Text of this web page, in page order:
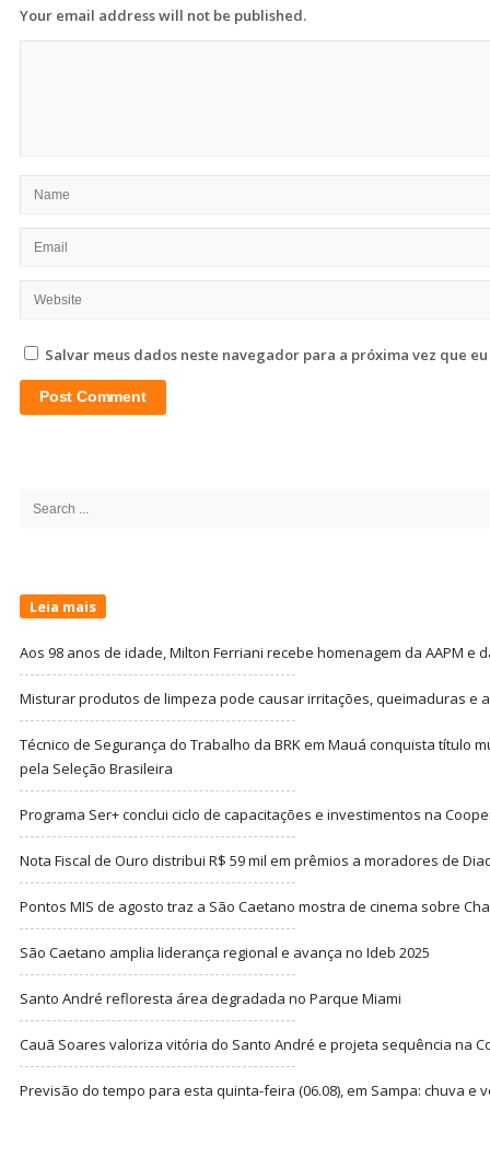
Your email address will not be published.
Salvar meus dados neste navegador para a próxima vez que
Search
Leia mais
Aos 98 anos de idade, Milton Ferriani recebe homenagem da AAPM e
Misturar produtos de limpeza pode causar irritações, queimaduras e
Técnico de Segurança do Trabalho da BRK em Mauá conquista título
pela Seleção Brasileira
Programa Ser+ conclui ciclo de capacitações e investimentos na
Nota Fiscal de Ouro distribui R$ 59 mil em prêmios a moradores de
Pontos MIS de agosto traz a São Caetano mostra de cinema sobre
São Caetano amplia liderança regional e avança no Ideb 2025
Santo André refloresta área degradada no Parque Miami
Cauã Soares valoriza vitória do Santo André e projeta sequência na
Previsão do tempo para esta quinta-feira (06.08), em Sampa: chuva e